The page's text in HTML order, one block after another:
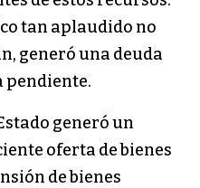
tan aplaudido no
generó una deuda
pendiente.
generó un
oferta de bienes
de bienes